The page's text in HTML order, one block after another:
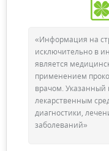
«Информация на
исключительно в
является
применением
врачом. Указанный
лекарственным
диагностики,
заболеваний»